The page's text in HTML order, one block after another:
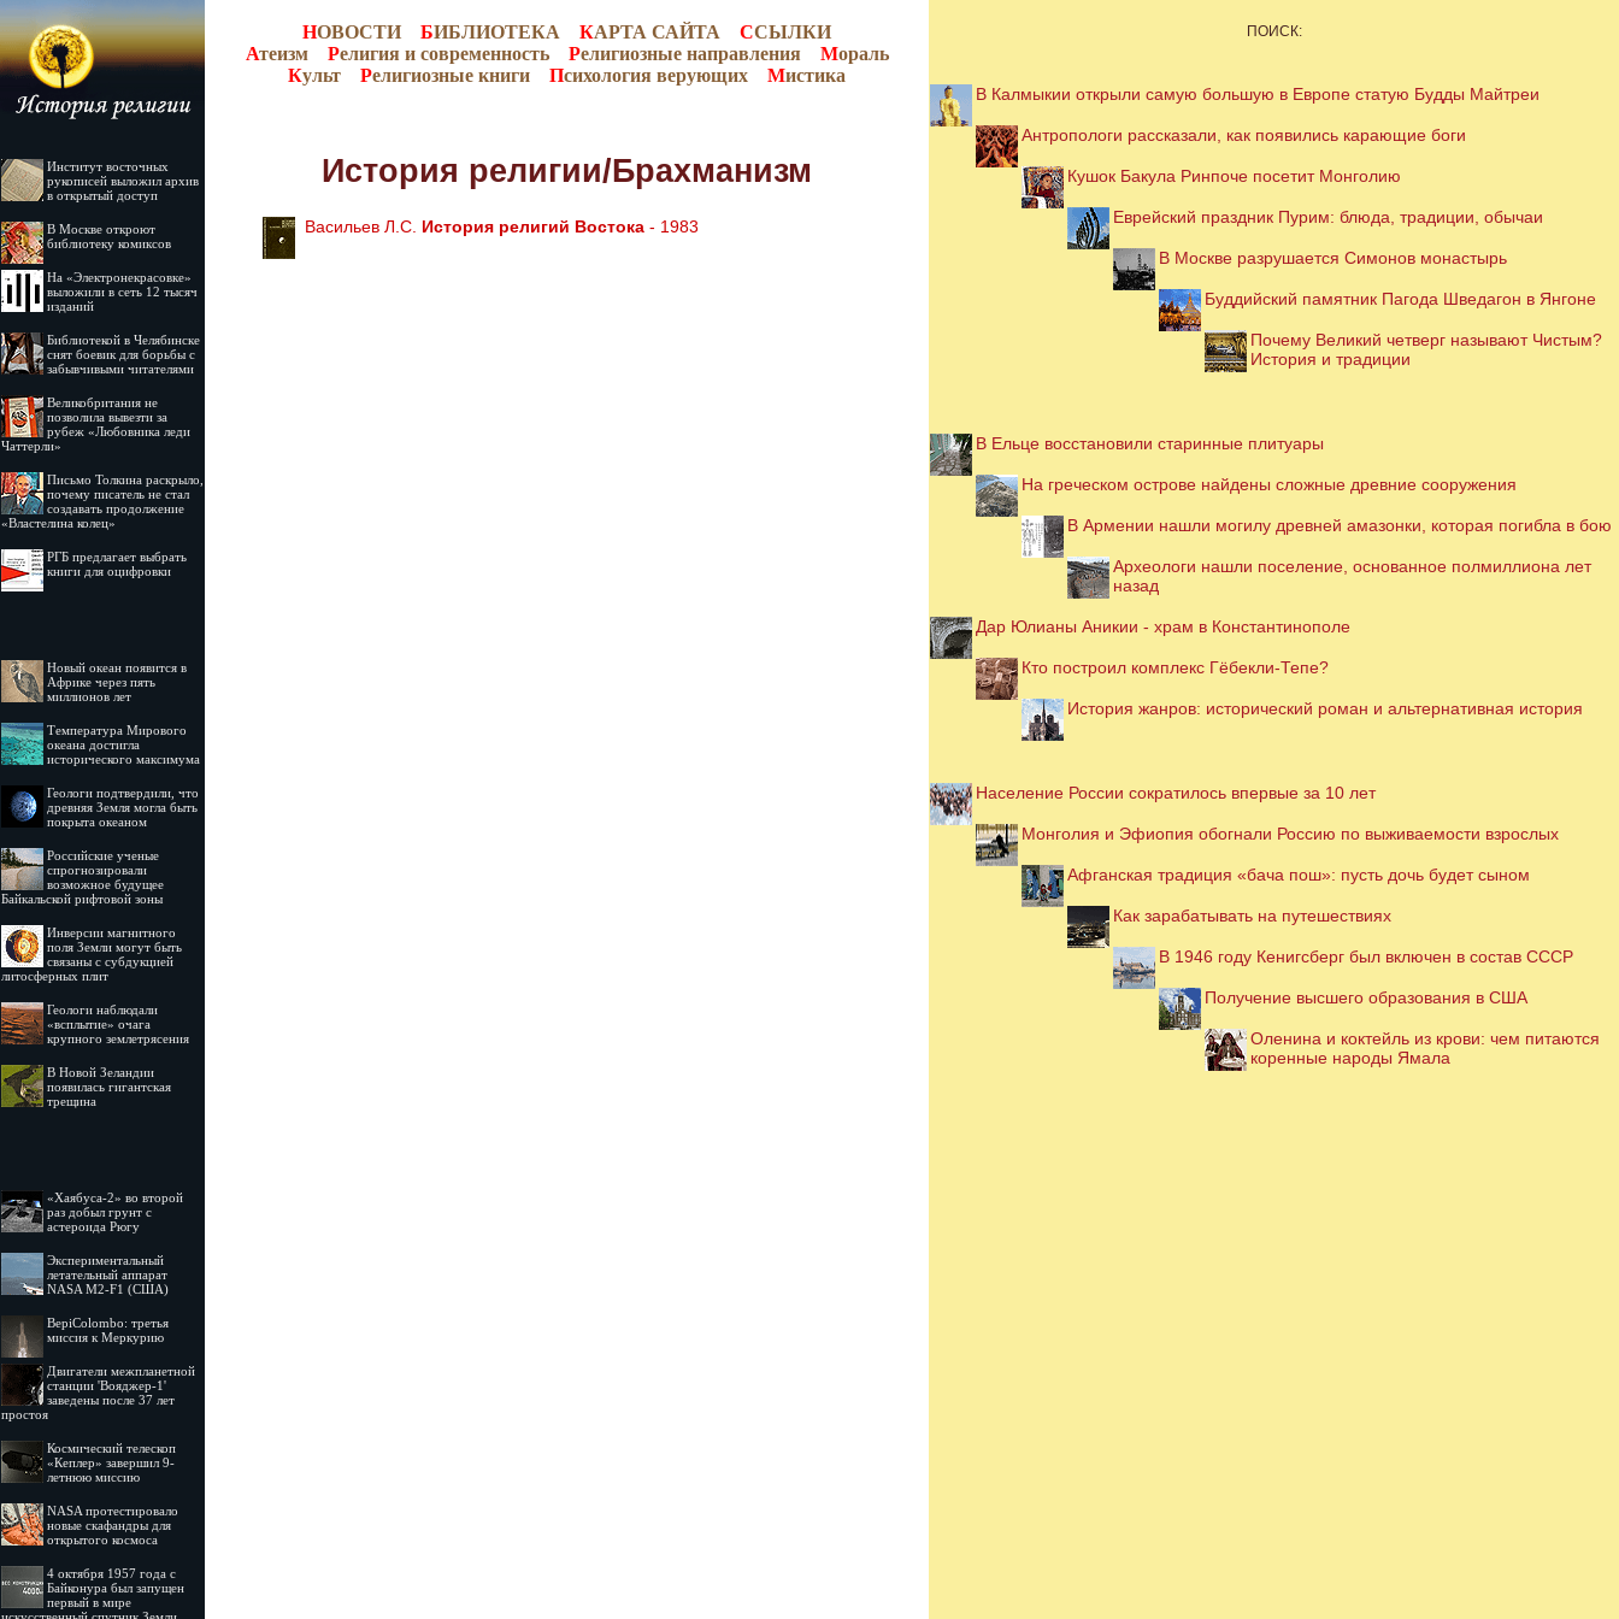
Институт восточных
рукописей выложил архив
в открытый доступ
В Москве откроют
библиотеку комиксов
На «Электронекрасовке»
выложили в сеть 12 тысяч
изданий
Библиотекой в Челябинске
снят боевик для борьбы с
забывчивыми читателями
Великобритания не
позволила вывезти за
рубеж «Любовника леди
Чаттерли»
Письмо Толкина раскрыло,
почему писатель не стал
создавать продолжение
«Властелина колец»
РГБ предлагает выбрать
книги для оцифровки
Новый океан появится в
Африке через пять
миллионов лет
Температура Мирового
океана достигла
исторического максимума
Геологи подтвердили, что
древняя Земля могла быть
покрыта океаном
Российские ученые
спрогнозировали
возможное будущее
Байкальской рифтовой зоны
Инверсии магнитного
поля Земли могут быть
связаны с субдукцией
литосферных плит
Геологи наблюдали
«всплытие» очага
крупного землетрясения
В Новой Зеландии
появилась гигантская
трещина
«Хаябуса-2» во второй
раз добыл грунт с
астероида Рюгу
Экспериментальный
летательный аппарат
NASA M2-F1 (США)
BepiColombo: третья
миссия к Меркурию
Двигатели межпланетной
станции 'Вояджер-1'
заведены после 37 лет
простоя
Космический телескоп
«Кеплер» завершил 9-
летнюю миссию
NASA протестировало
новые скафандры для
открытого космоса
4 октября 1957 года с
Байконура был запущен
первый в мире
НОВОСТИ БИБЛИОТЕКА КАРТА САЙТА ССЫЛКИ
Атеизм Религия и современность Религиозные направления Мораль
Культ Религиозные книги Психология верующих Мистика
История религии/Брахманизм
Васильев Л.С. История религий Востока- 1983
ПОИСК:
В Калмыкии открыли самую большую в Европе статую Будды Майтреи
Антропологи рассказали, как появились карающие боги
Кушок Бакула Ринпоче посетит Монголию
Еврейский праздник Пурим: блюда, традиции, обычаи
В Москве разрушается Симонов монастырь
Буддийский памятник Пагода Шведагон в Янгоне
Почему Великий четверг называют Чистым?
История и традиции
В Ельце восстановили старинные плитуары
На греческом острове найдены сложные древние сооружения
В Армении нашли могилу древней амазонки, которая погибла в бою
Археологи нашли поселение, основанное полмиллиона лет
назад
Дар Юлианы Аникии - храм в Константинополе
Кто построил комплекс Гёбекли-Тепе?
История жанров: исторический роман и альтернативная история
Население России сократилось впервые за 10 лет
Монголия и Эфиопия обогнали Россию по выживаемости взрослых
Афганская традиция «бача пош»: пусть дочь будет сыном
Как зарабатывать на путешествиях
В 1946 году Кенигсберг был включен в состав СССР
Получение высшего образования в США
Оленина и коктейль из крови: чем питаются
коренные народы Ямала